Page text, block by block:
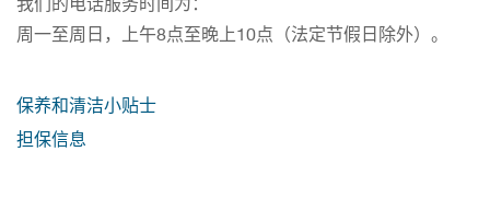
周一至周日，上午8点至晚上10点（法定节假日除外）。
保养和清洁小贴士
担保信息